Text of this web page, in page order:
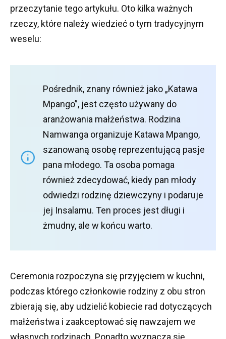
przeczytanie tego artykułu. Oto kilka ważnych
rzeczy, które należy wiedzieć o tym tradycyjnym
weselu:
Pośrednik, znany również jako „Katawa
Mpango”, jest często używany do
aranżowania małżeństwa. Rodzina
Namwanga organizuje Katawa Mpango,
szanowaną osobę reprezentującą pasje
pana młodego. Ta osoba pomaga
również zdecydować, kiedy pan młody
odwiedzi rodzinę dziewczyny i podaruje
jej Insalamu. Ten proces jest długi i
żmudny, ale w końcu warto.
Ceremonia rozpoczyna się przyjęciem w kuchni,
podczas którego członkowie rodziny z obu stron
zbierają się, aby udzielić kobiecie rad dotyczących
małżeństwa i zaakceptować się nawzajem we
własnych rodzinach. Ponadto wyznacza się